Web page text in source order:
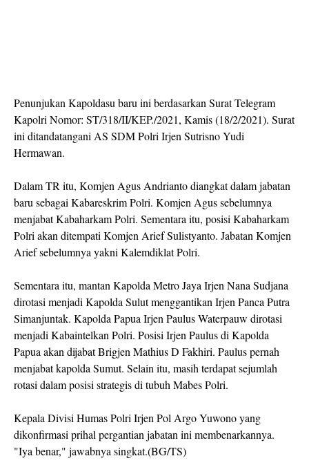
Penunjukan Kapoldasu baru ini berdasarkan Surat Telegram
Kapolri Nomor: ST/318/II/KEP./2021, Kamis (18/2/2021). Surat
ini ditandatangani AS SDM Polri Irjen Sutrisno Yudi
Hermawan.
Dalam TR itu, Komjen Agus Andrianto diangkat dalam jabatan
baru sebagai Kabareskrim Polri. Komjen Agus sebelumnya
menjabat Kabaharkam Polri. Sementara itu, posisi Kabaharkam
Polri akan ditempati Komjen Arief Sulistyanto. Jabatan Komjen
Arief sebelumnya yakni Kalemdiklat Polri.
Sementara itu, mantan Kapolda Metro Jaya Irjen Nana Sudjana
dirotasi menjadi Kapolda Sulut menggantikan Irjen Panca Putra
Simanjuntak. Kapolda Papua Irjen Paulus Waterpauw dirotasi
menjadi Kabaintelkan Polri. Posisi Irjen Paulus di Kapolda
Papua akan dijabat Brigjen Mathius D Fakhiri. Paulus pernah
menjabat kapolda Sumut. Selain itu, masih terdapat sejumlah
rotasi dalam posisi strategis di tubuh Mabes Polri.
Kepala Divisi Humas Polri Irjen Pol Argo Yuwono yang
dikonfirmasi prihal pergantian jabatan ini membenarkannya.
"Iya benar," jawabnya singkat.(BG/TS)